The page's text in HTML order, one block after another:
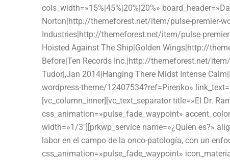
cols_width=»15%|45%|20%|20%»
Norton|http://themeforest.net/item/pulse-premier-
Industries|http://themeforest.net/item/pulse-
Hoisted Against The Ship|Golden Wings|http://
Before|Ten Records Inc.|http://themeforest.net/
Tudor|,Jan 2014|Hanging There Midst Intense
wordpress-theme/12407534?ref=Pirenko»
[vc_column_inner][vc_text_separator title=»El Dr.
css_animation=»pulse_fade_waypoint»
width=»1/3″][prkwp_service name=»¿Quien es?»
labor en el campo de la onco-patología, con un
css_animation=»pulse_fade_waypoint»